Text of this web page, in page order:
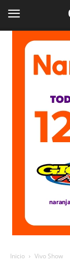
Inicio Vivo Show